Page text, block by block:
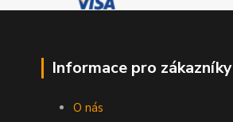
Informace pro zákazníky
O nás